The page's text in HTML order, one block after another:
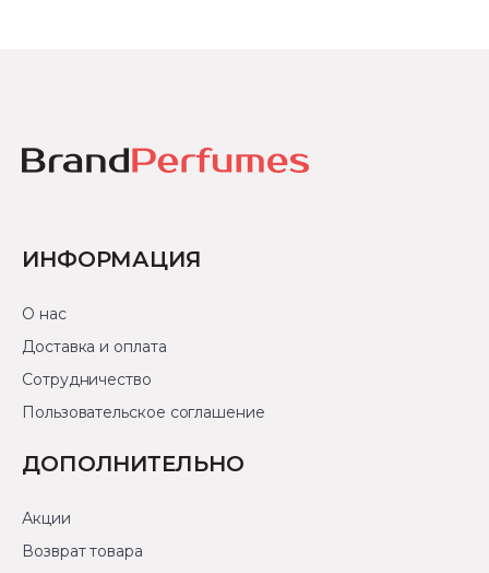
ИНФОРМАЦИЯ
О нас
Доставка и оплата
Сотрудничество
Пользовательское соглашение
ДОПОЛНИТЕЛЬНО
Акции
Возврат товара